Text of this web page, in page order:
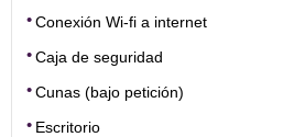
Conexión Wi-fi a internet
Caja de seguridad
Cunas (bajo petición)
Escritorio